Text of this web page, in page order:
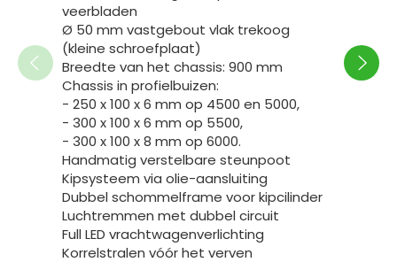
veerbladen
Ø 50 mm vastgebout vlak trekoog
(kleine schroefplaat)
Breedte van het chassis: 900 mm
Chassis in profielbuizen:
- 250 x 100 x 6 mm op 4500 en 5000,
- 300 x 100 x 6 mm op 5500,
- 300 x 100 x 8 mm op 6000.
Handmatig verstelbare steunpoot
Kipsysteem via olie-aansluiting
Dubbel schommelframe voor kipcilinder
Luchtremmen met dubbel circuit
Full LED vrachtwagenverlichting
Korrelstralen vóór het verven